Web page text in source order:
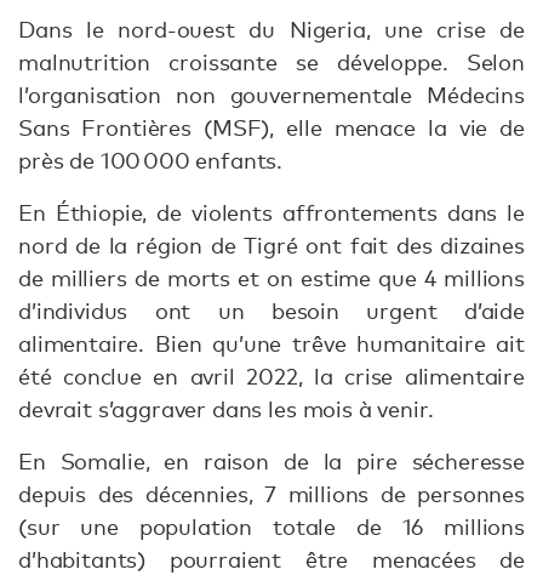
Dans le nord-ouest du Nigeria, une crise de
malnutrition croissante se développe. Selon
l’organisation non gouvernementale Médecins
Sans Frontières (MSF), elle menace la vie de
près de 100 000 enfants.
En Éthiopie, de violents affrontements dans le
nord de la région de Tigré ont fait des dizaines
de milliers de morts et on estime que 4 millions
d’individus ont un besoin urgent d’aide
alimentaire. Bien qu’une trêve humanitaire ait
été conclue en avril 2022, la crise alimentaire
devrait s’aggraver dans les mois à venir.
En Somalie, en raison de la pire sécheresse
depuis des décennies, 7 millions de personnes
(sur une population totale de 16 millions
d’habitants) pourraient être menacées de